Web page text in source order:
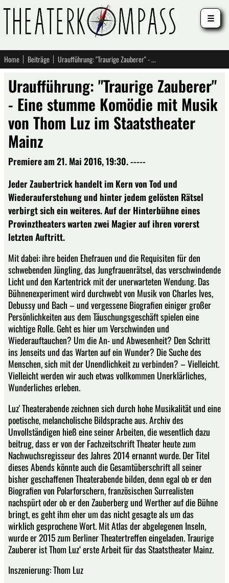
Home Beiträge Uraufführung: "Traurige Zauberer" - Eine stumme Komödie mit Musik von Thom Luz im Staatstheater Mainz
Uraufführung: "Traurige Zauberer"
- Eine stumme Komödie mit Musik
von Thom Luz im Staatstheater
Mainz
Premiere am 21. Mai 2016, 19:30. -----
Jeder Zaubertrick handelt im Kern von Tod und
Wiederauferstehung und hinter jedem gelösten Rätsel
verbirgt sich ein weiteres. Auf der Hinterbühne eines
Provinztheaters warten zwei Magier auf ihren vorerst
letzten Auftritt.
Mit dabei: ihre beiden Ehefrauen und die Requisiten für den
schwebenden Jüngling, das Jungfrauenrätsel, das verschwindende
Licht und den Kartentrick mit der unerwarteten Wendung. Das
Bühnenexperiment wird durchwebt von Musik von Charles Ives,
Debussy und Bach – und vergessene Biografien einiger großer
Persönlichkeiten aus dem Täuschungsgeschäft spielen eine
wichtige Rolle. Geht es hier um Verschwinden und
Wiederauftauchen? Um die An- und Abwesenheit? Den Schritt
ins Jenseits und das Warten auf ein Wunder? Die Suche des
Menschen, sich mit der Unendlichkeit zu verbinden? – Vielleicht.
Vielleicht werden wir auch etwas vollkommen Unerklärliches,
Wunderliches erleben.
Luz' Theaterabende zeichnen sich durch hohe Musikalität und eine
poetische, melancholische Bildsprache aus. Archiv des
Unvollständigen hieß eine seiner Arbeiten, die wesentlich dazu
beitrug, dass er von der Fachzeitschrift Theater heute zum
Nachwuchsregisseur des Jahres 2014 ernannt wurde. Der Titel
dieses Abends könnte auch die Gesamtüberschrift all seiner
bisher geschaffenen Theaterabende bilden, denn egal ob er den
Biografien von Polarforschern, französischen Surrealisten
nachspürt oder ob er den Zauberberg und Werther auf die Bühne
bringt, es geht ihm eher um das nicht gesagte als um das
wirklich gesprochene Wort. Mit Atlas der abgelegenen Inseln,
wurde er 2015 zum Berliner Theatertreffen eingeladen. Traurige
Zauberer ist Thom Luz‘ erste Arbeit für das Staatstheater Mainz.
Inszenierung: Thom Luz
☰